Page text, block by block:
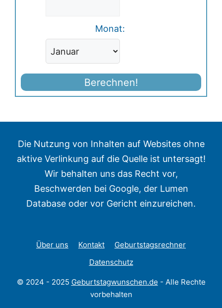
Monat:
Berechnen!
Die Nutzung von Inhalten auf Websites ohne
aktive Verlinkung auf die Quelle ist untersagt!
Wir behalten uns das Recht vor,
Beschwerden bei Google, der Lumen
Database oder vor Gericht einzureichen.
Über uns Kontakt
Geburtstagsrechner
Datenschutz
© 2024 - 2025 Geburtstagwunschen.de - Alle Rechte
vorbehalten